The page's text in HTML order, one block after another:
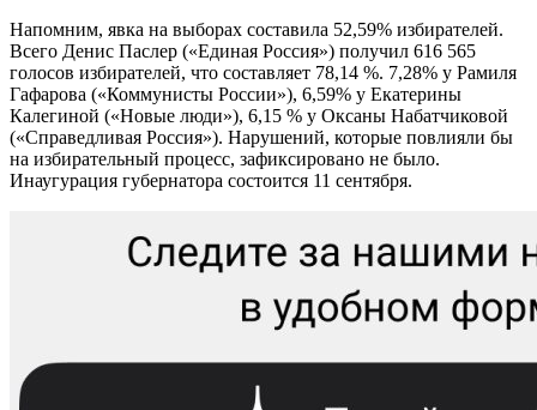
Напомним, явка на выборах составила 52,59% избирателей.
Всего Денис Паслер («Единая Россия») получил 616 565
голосов избирателей, что составляет 78,14 %. 7,28% у Рамиля
Гафарова («Коммунисты России»), 6,59% у Екатерины
Калегиной («Новые люди»), 6,15 % у Оксаны Набатчиковой
(«Справедливая Россия»). Нарушений, которые повлияли бы
на избирательный процесс, зафиксировано не было.
Инаугурация губернатора состоится 11 сентября.